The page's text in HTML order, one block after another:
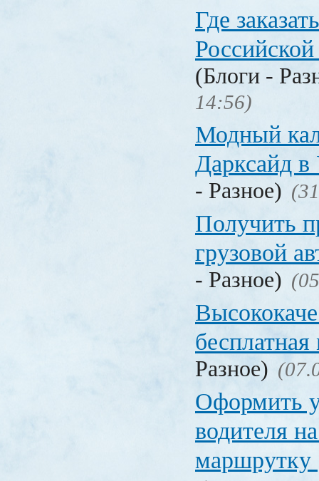
Где
(Блоги -
14:56)
Модный
Дарксайд в
- Разное)
Получить
грузовой
- Разное)
Разное)
Оформить
водителя
маршрутку